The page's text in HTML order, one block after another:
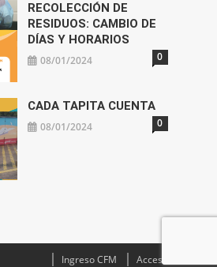
RECOLECCIÓN DE
RESIDUOS: CAMBIO DE
DÍAS Y HORARIOS
08/01/2024 0
CADA TAPITA CUENTA
08/01/2024 0
Ingreso CFM Acceso